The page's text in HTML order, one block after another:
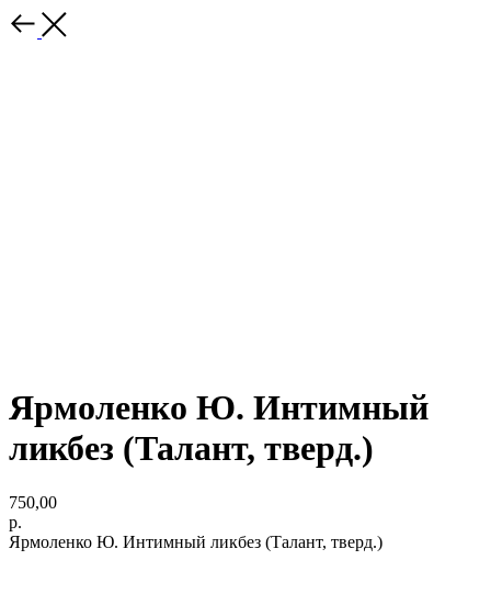
Ярмоленко Ю. Интимный
ликбез (Талант, тверд.)
750,00
р.
Ярмоленко Ю. Интимный ликбез (Талант, тверд.)